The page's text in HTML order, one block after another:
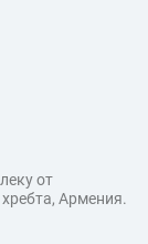
от
Армения.